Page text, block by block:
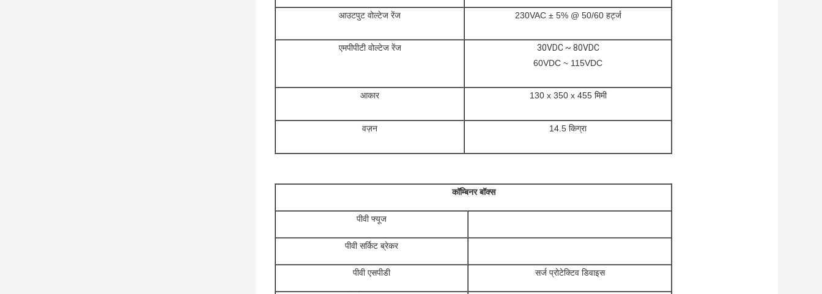
आउटपुट वोल्टेज रेंज 230VAC ± 5% @ 50/60 हर्ट्ज
एमपीपीटी वोल्टेज रेंज
30VDC ~ 80VDC
60VDC ~ 115VDC
आकार 130 x 350 x 455 मिमी
वज़न 14.5 किग्रा
कॉम्बिनर बॉक्स
पीवी फ्यूज
पीवी सर्किट ब्रेकर
पीवी एसपीडी सर्ज प्रोटेक्टिव डिवाइस